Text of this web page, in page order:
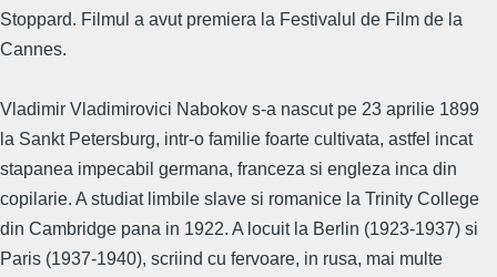
Stoppard. Filmul a avut premiera la Festivalul de Film de la
Cannes.
Vladimir Vladimirovici Nabokov s-a nascut pe 23 aprilie 1899
la Sankt Petersburg, intr-o familie foarte cultivata, astfel incat
stapanea impecabil germana, franceza si engleza inca din
copilarie. A studiat limbile slave si romanice la Trinity College
din Cambridge pana in 1922. A locuit la Berlin (1923-1937) si
Paris (1937-1940), scriind cu fervoare, in rusa, mai multe